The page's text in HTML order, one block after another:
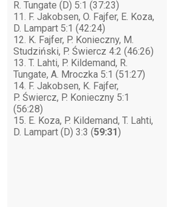
R. Tungate (D) 5:1 (37:23)
11. F. Jakobsen, O. Fajfer, E. Koza,
D. Lampart 5:1 (42:24)
12. K. Fajfer, P. Konieczny, M.
Studziński, P. Świercz 4:2 (46:26)
13. T. Lahti, P. Kildemand, R.
Tungate, A. Mroczka 5:1 (51:27)
14. F. Jakobsen, K. Fajfer,
P. Świercz, P. Konieczny 5:1
(56:28)
15. E. Koza, P. Kildemand, T. Lahti,
D. Lampart (D) 3:3 (59:31)